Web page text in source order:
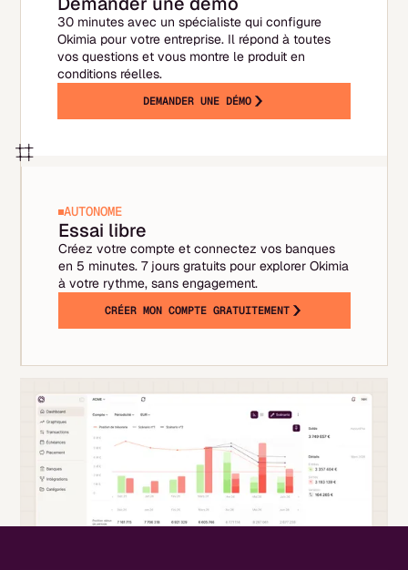
30 minutes avec un spécialiste qui configure
Okimia pour votre entreprise. Il répond à toutes
vos questions et vous montre le produit en
conditions réelles.
DEMANDER UNE DÉMO
AUTONOME
Essai libre
Créez votre compte et connectez vos banques
en 5 minutes. 7 jours gratuits pour explorer Okimia
à votre rythme, sans engagement.
CRÉER MON COMPTE GRATUITEMENT